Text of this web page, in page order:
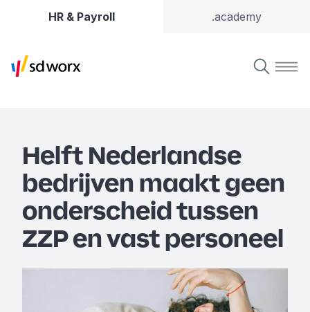
HR & Payroll .academy
Helft Nederlandse
bedrijven maakt geen
onderscheid tussen
ZZP en vast personeel